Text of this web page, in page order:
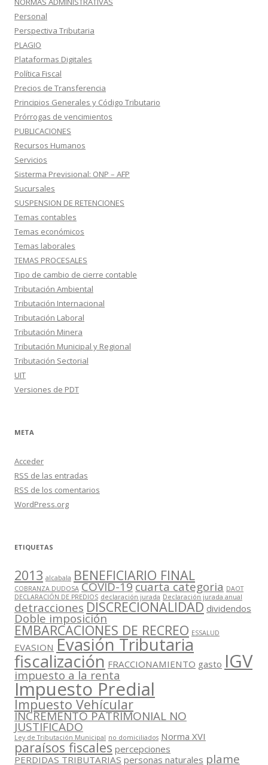
Personal
Perspectiva Tributaria
PLAGIO
Plataformas Digitales
Política Fiscal
Precios de Transferencia
Principios Generales y Código Tributario
Prórrogas de vencimientos
PUBLICACIONES
Recursos Humanos
Servicios
Sisterma Previsional: ONP – AFP
Sucursales
SUSPENSION DE RETENCIONES
Temas contables
Temas económicos
Temas laborales
TEMAS PROCESALES
Tipo de cambio de cierre contable
Tributación Ambiental
Tributación Internacional
Tributación Laboral
Tributación Minera
Tributación Municipal y Regional
Tributación Sectorial
UIT
Versiones de PDT
META
Acceder
RSS de las entradas
RSS de los comentarios
WordPress.org
ETIQUETAS
2013 alcabala BENEFICIARIO FINAL
COBRANZA DUDOSA COVID-19cuarta categoria DAOT
DECLARACIÓN DE PREDIOS declaración jurada Declaración jurada anual
detracciones DISCRECIONALIDAD dividendos
Doble imposición
EMBARCACIONES DE RECREO ESSALUD
EVASION Evasión Tributaria
fiscalización FRACCIONAMIENTO gasto IGV
impuesto a la renta
Impuesto Predial
Impuesto Vehícular
INCREMENTO PATRIMONIAL NO
JUSTIFICADO
Ley de Tributación Municipal no domiciliados Norma XVI
paraísos fiscales percepciones
PERDIDAS TRIBUTARIAS personas naturales plame